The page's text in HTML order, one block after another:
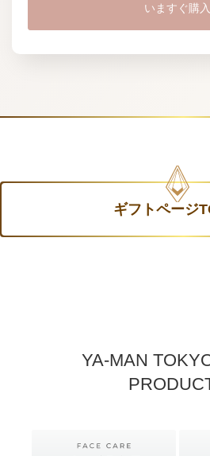
いますぐ購入
ギフトページ
YA-MAN